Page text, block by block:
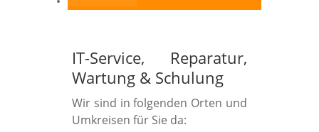
IT-Service, Reparatur,
Wartung &Schulung
Wir sind in folgenden Orten und
Umkreisen für Sie da: